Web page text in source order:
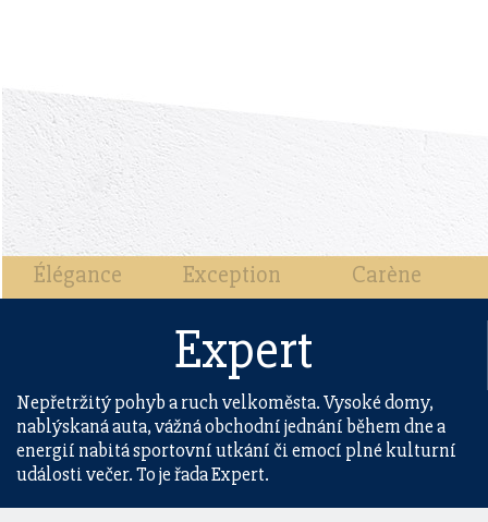
Élégance Exception Carène
Expert
Nepřetržitý pohyb a ruch velkoměsta. Vysoké domy,
nablýskaná auta, vážná obchodní jednání během dne a
energií nabitá sportovní utkání či emocí plné kulturní
události večer. To je řada Expert.